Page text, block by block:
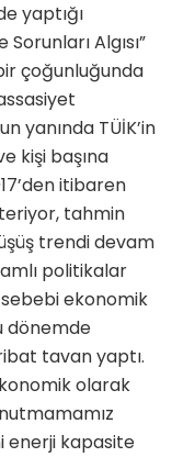
yaptığı
Algısı”
çoğunluğunda
yanında TÜİK’in
kişi başına
itibaren
tahmin
trendi devam
politikalar
ekonomik
dönemde
tavan yaptı.
olarak
enerji kapasite